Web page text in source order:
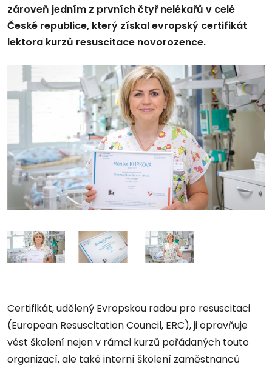
zároveň jedním z prvních čtyř nelékařů v celé
České republice, který získal evropský certifikát
lektora kurzů resuscitace novorozence.
Certifikát, udělený Evropskou radou pro resuscitaci
(European Resuscitation Council, ERC), ji opravňuje
vést školení nejen v rámci kurzů pořádaných touto
organizací, ale také interní školení zaměstnanců